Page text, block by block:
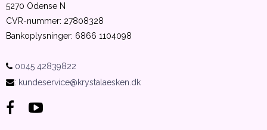
5270 Odense N
CVR-nummer: 27808328
Bankoplysninger: 6866 1104098
0045 42839822
: kundeservice@krystalaesken.dk